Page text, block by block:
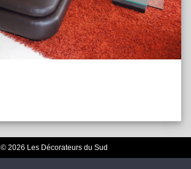
© 2026 Les Décorateurs du Sud